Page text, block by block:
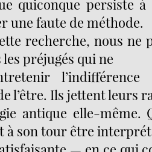
quiconque persiste à
une faute de méthode.
recherche, nous ne
préjugés qui ne
l’être. Ils jettent leurs
antique elle-même.
à son tour être